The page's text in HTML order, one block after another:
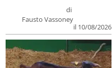
di
Fausto Vassoney
il 10/08/2026